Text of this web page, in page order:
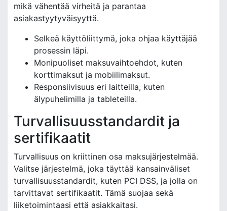
mikä vähentää virheitä ja parantaa
asiakastyytyväisyyttä.
Selkeä käyttöliittymä, joka ohjaa käyttäjää
prosessin läpi.
Monipuoliset maksuvaihtoehdot, kuten
korttimaksut ja mobiilimaksut.
Responsiivisuus eri laitteilla, kuten
älypuhelimilla ja tableteilla.
Turvallisuusstandardit ja
sertifikaatit
Turvallisuus on kriittinen osa maksujärjestelmää.
Valitse järjestelmä, joka täyttää kansainväliset
turvallisuusstandardit, kuten PCI DSS, ja jolla on
tarvittavat sertifikaatit. Tämä suojaa sekä
liiketoimintaasi että asiakkaitasi.